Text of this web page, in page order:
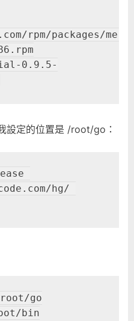
rpm/packages/
0.9.5-
設定的位置是 /root/go：
hg/
root/go
bin